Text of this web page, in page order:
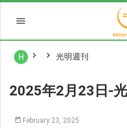
H 光明週刊
2025年2月23日-
February 23, 2025